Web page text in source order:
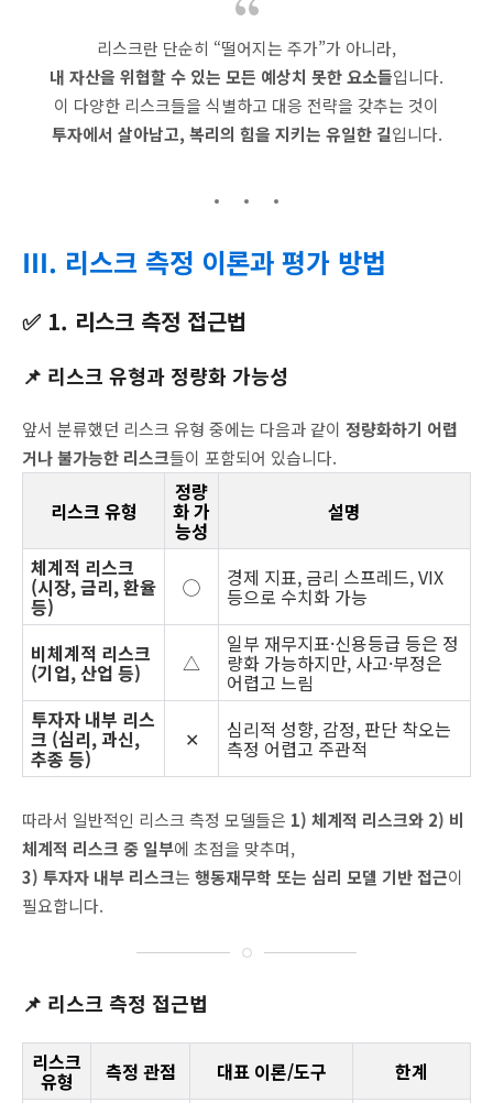
리스크란 단순히 “떨어지는 주가”가 아니라,
내 자산을 위협할 수 있는 모든 예상치 못한 요소들입니다.
이 다양한 리스크들을 식별하고 대응 전략을 갖추는 것이
투자에서 살아남고, 복리의 힘을 지키는 유일한 길입니다.
Ⅲ. 리스크 측정 이론과 평가 방법
✅ 1. 리스크 측정 접근법
📌 리스크 유형과 정량화 가능성
앞서 분류했던 리스크 유형 중에는 다음과 같이 정량화하기 어렵
거나 불가능한 리스크들이 포함되어 있습니다.
리스크 유형
정량
화 가
능성
설명
체계적 리스크
(시장, 금리, 환율
등)
◯ 경제 지표, 금리 스프레드, VIX
등으로 수치화 가능
비체계적 리스크
(기업, 산업 등) △
일부 재무지표·신용등급 등은 정
량화 가능하지만, 사고·부정은
어렵고 느림
투자자 내부 리스
크 (심리, 과신,
추종 등)
✕ 심리적 성향, 감정, 판단 착오는
측정 어렵고 주관적
따라서 일반적인 리스크 측정 모델들은 1) 체계적 리스크와 2) 비
체계적 리스크 중 일부에 초점을 맞추며,
3) 투자자 내부 리스크는 행동재무학 또는 심리 모델 기반 접근이
필요합니다.
📌 리스크 측정 접근법
리스크
유형 측정 관점 대표 이론/도구 한계